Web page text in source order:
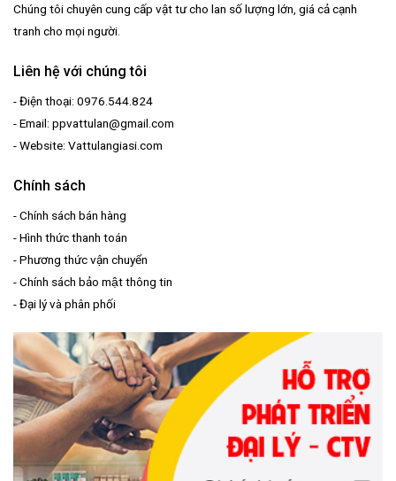
Chúng tôi chuyên cung cấp vật tư cho lan số lượng lớn, giá cả cạnh
tranh cho mọi người.
Liên hệ với chúng tôi
- Điện thoại: 0976.544.824
- Email: ppvattulan@gmail.com
- Website: Vattulangiasi.com
Chính sách
-Chính sách bán hàng
-Hình thức thanh toán
-Phương thức vận chuyển
-Chính sách bảo mật thông tin
-Đại lý và phân phối